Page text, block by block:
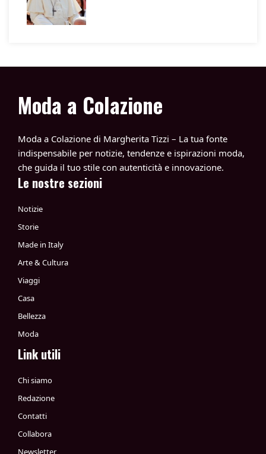
Moda a Colazione
Moda a Colazione di Margherita Tizzi – La tua fonte
indispensabile per notizie, tendenze e ispirazioni moda,
che guida il tuo stile con autenticità e innovazione.
Le nostre sezioni
Notizie
Storie
Made in Italy
Arte & Cultura
Viaggi
Casa
Bellezza
Moda
Link utili
Chi siamo
Redazione
Contatti
Collabora
Newsletter